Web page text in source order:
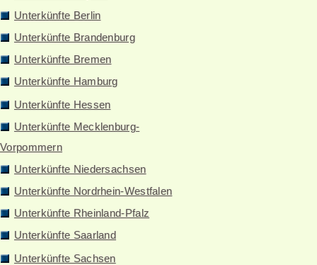
Unterkünfte Berlin
Unterkünfte Brandenburg
Unterkünfte Bremen
Unterkünfte Hamburg
Unterkünfte Hessen
Unterkünfte Mecklenburg-
Vorpommern
Unterkünfte Niedersachsen
Unterkünfte Nordrhein-Westfalen
Unterkünfte Rheinland-Pfalz
Unterkünfte Saarland
Unterkünfte Sachsen